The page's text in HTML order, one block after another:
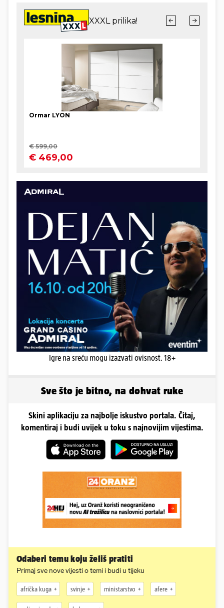
Igre na sreću mogu izazvati ovisnost. 18+
Sve što je bitno, na dohvat ruke
Skini aplikaciju za najbolje iskustvo portala. Čitaj,
komentiraj i budi uvijek u toku s najnovijim vijestima.
Odaberi temu koju želiš pratiti
Primaj sve nove vijesti o temi i budi u tijeku
afrička kuga svinje ministarstvo afere